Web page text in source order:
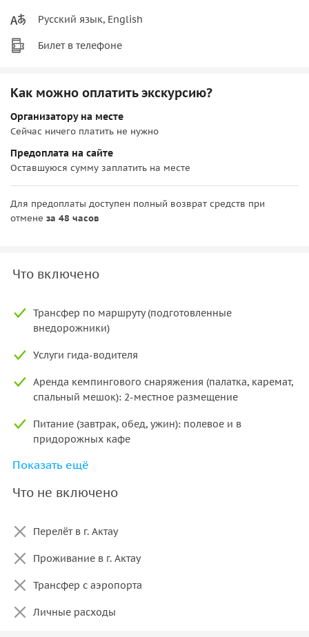
Русский язык, English
Билет в телефоне
Как можно оплатить экскурсию?
Организатору на месте
Сейчас ничего платить не нужно
Предоплата на сайте
Оставшуюся сумму заплатить на месте
Для предоплаты доступен полный возврат средств при
отмене за 48 часов
Что включено
Трансфер по маршруту (подготовленные
внедорожники)
Услуги гида-водителя
Аренда кемпингового снаряжения (палатка, каремат,
спальный мешок): 2-местное размещение
Питание (завтрак, обед, ужин): полевое и в
придорожных кафе
Питьевая вода на всю протяжённость маршрута
Оплата за посещение государственного
Показать ещё
Что не включено
Перелёт в г. Актау
Проживание в г. Актау
Трансфер с аэропорта
Личные расходы